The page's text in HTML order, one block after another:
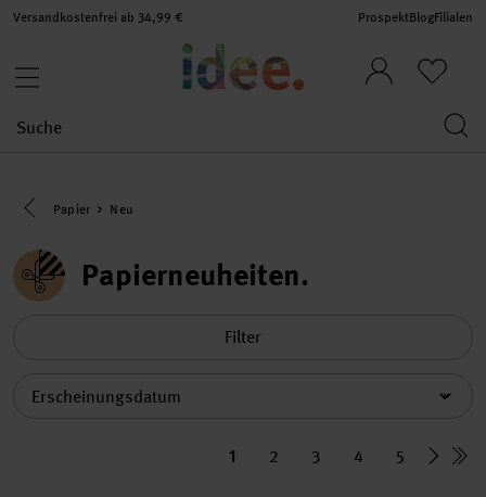
Versandkostenfrei ab 34,99 € ProspektBlogFilialen
Eine Kategorie zurück navigieren
Papier Neu
Papierneuheiten
Filter
1 2 3 4 5